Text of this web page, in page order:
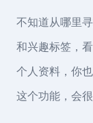
不知道从哪里
和兴趣标签，
个人资料，你
这个功能，会